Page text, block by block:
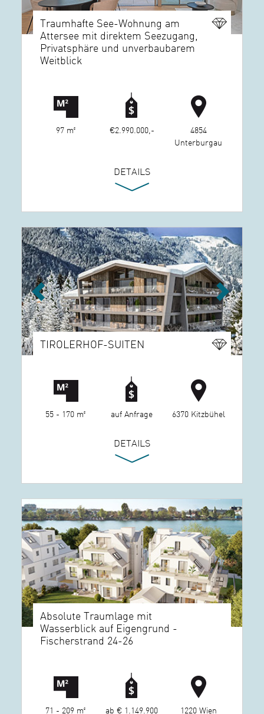
Traumhafte See-Wohnung am
Attersee mit direktem Seezugang,
Privatsphäre und unverbaubarem
Weitblick
97 m² €2.990.000,-
4854
Unterburgau
DETAILS
Previous Next
TIROLERHOF-SUITEN
55 - 170 m² auf Anfrage 6370 Kitzbühel
DETAILS
Absolute Traumlage mit
Wasserblick auf Eigengrund -
Fischerstrand 24-26
71 - 209 m² ab € 1.149.900 1220 Wien